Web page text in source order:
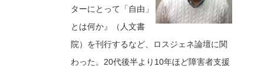
ターにとって「自由」
とは何か』（人文書
院）を刊行するなど、ロスジェネ論壇に関
わった。20代後半より10年ほど障害者支援